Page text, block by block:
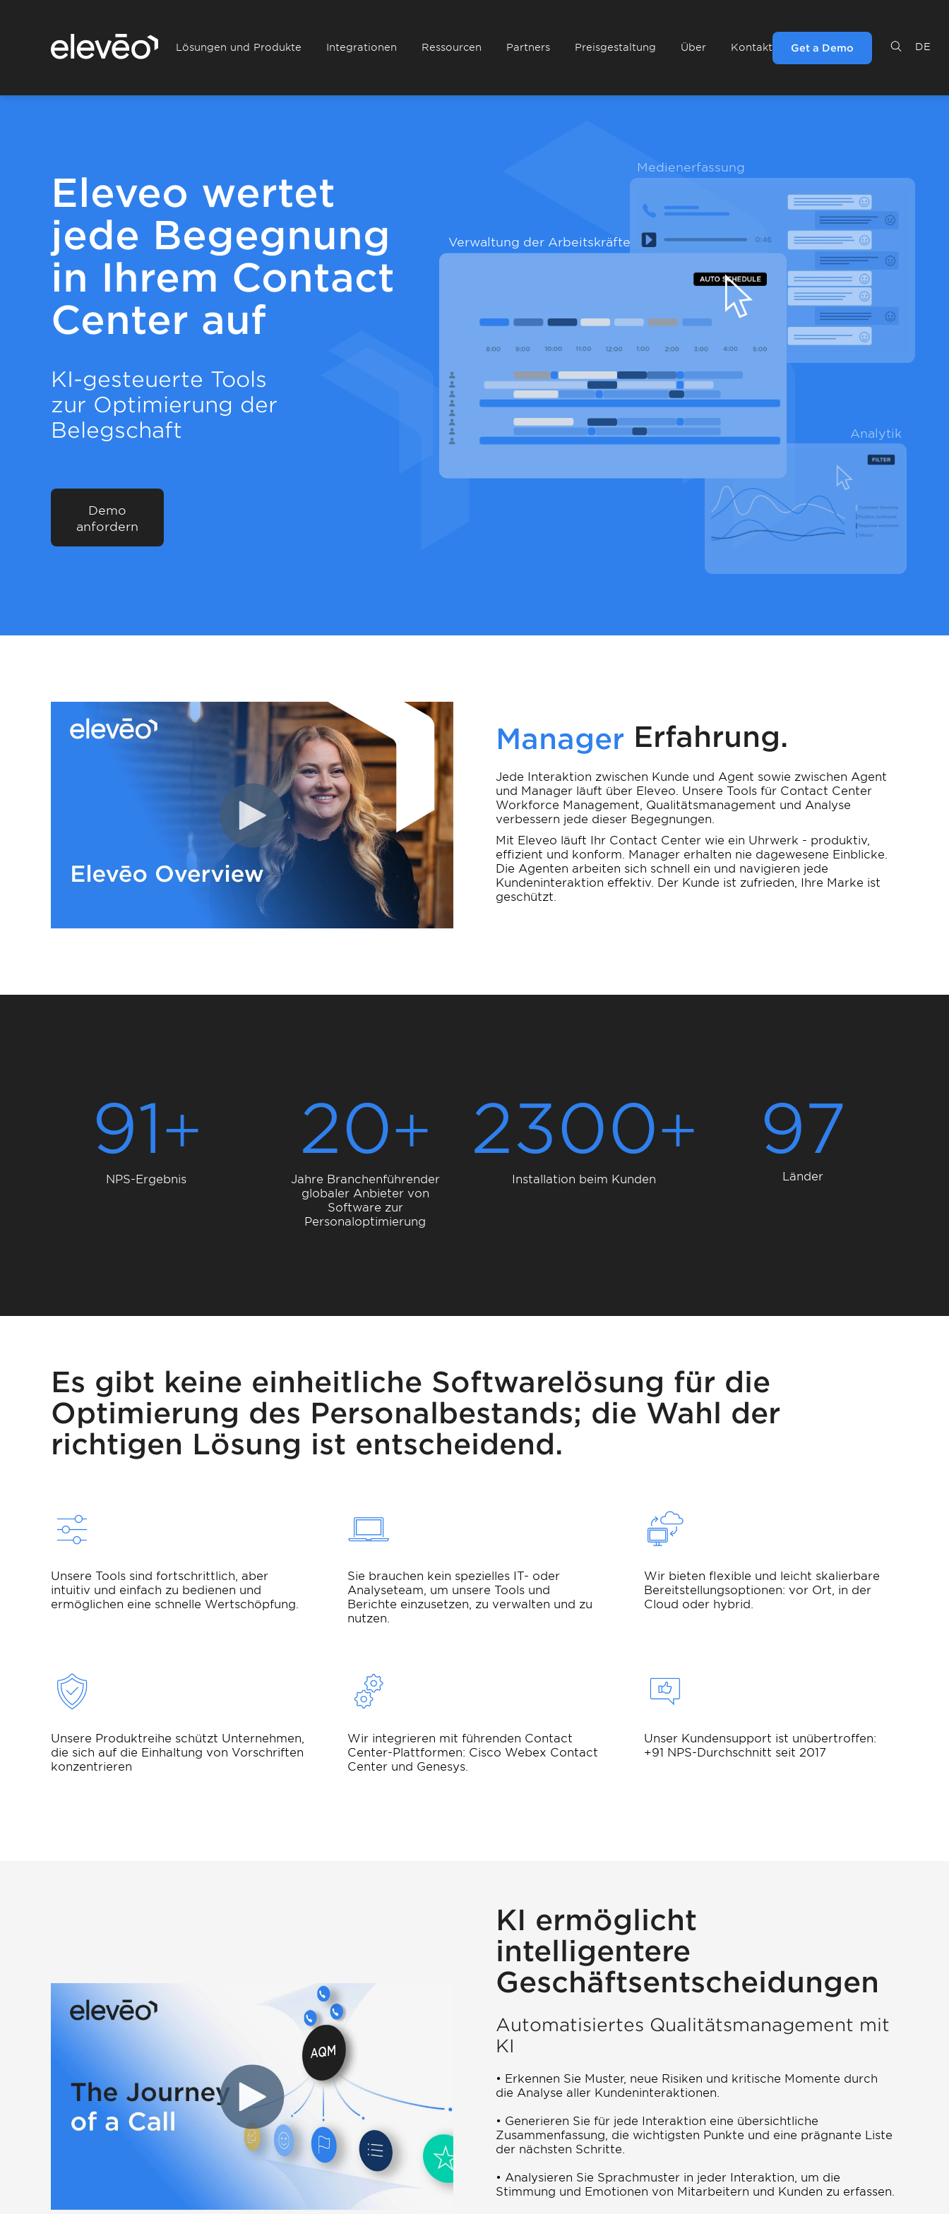
Lösungen und Produkte Integrationen Ressourcen Partners Preisgestaltung Über Kontakt Get a Demo DE
Eleveo wertet
jede Begegnung
in Ihrem Contact
Center auf
KI-gesteuerte Tools
zur Optimierung der
Belegschaft
Demo
anfordern
Verwaltung der Arbeitskräfte
Medienerfassung
Analytik
KundeErfahrung.
Jede Interaktion zwischen Kunde und Agent sowie zwischen Agent
und Manager läuft über Eleveo. Unsere Tools für Contact Center
Workforce Management, Qualitätsmanagement und Analyse
verbessern jede dieser Begegnungen.
Mit Eleveo läuft Ihr Contact Center wie ein Uhrwerk - produktiv,
effizient und konform. Manager erhalten nie dagewesene Einblicke.
Die Agenten arbeiten sich schnell ein und navigieren jede
Kundeninteraktion effektiv. Der Kunde ist zufrieden, Ihre Marke ist
geschützt.
91
NPS-Ergebnis
20
Jahre Branchenführender
globaler Anbieter von
Software zur
Personaloptimierung
2300
Installation beim Kunden
97
Länder
Es gibt keine einheitliche Softwarelösung für die
Optimierung des Personalbestands; die Wahl der
richtigen Lösung ist entscheidend.
Unsere Tools sind fortschrittlich, aber
intuitiv und einfach zu bedienen und
ermöglichen eine schnelle Wertschöpfung.
Sie brauchen kein spezielles IT- oder
Analyseteam, um unsere Tools und
Berichte einzusetzen, zu verwalten und zu
nutzen.
Wir bieten flexible und leicht skalierbare
Bereitstellungsoptionen: vor Ort, in der
Cloud oder hybrid.
Unsere Produktreihe schützt Unternehmen,
die sich auf die Einhaltung von Vorschriften
konzentrieren
Wir integrieren mit führenden Contact
Center-Plattformen: Cisco Webex Contact
Center und Genesys.
Unser Kundensupport ist unübertroffen:
+91 NPS-Durchschnitt seit 2017
KI ermöglicht
intelligentere
Geschäftsentscheidungen
Automatisiertes Qualitätsmanagement mit
KI
• Erkennen Sie Muster, neue Risiken und kritische Momente durch
die Analyse aller Kundeninteraktionen.
• Generieren Sie für jede Interaktion eine übersichtliche
Zusammenfassung, die wichtigsten Punkte und eine prägnante Liste
der nächsten Schritte.
• Analysieren Sie Sprachmuster in jeder Interaktion, um die
Stimmung und Emotionen von Mitarbeitern und Kunden zu erfassen.